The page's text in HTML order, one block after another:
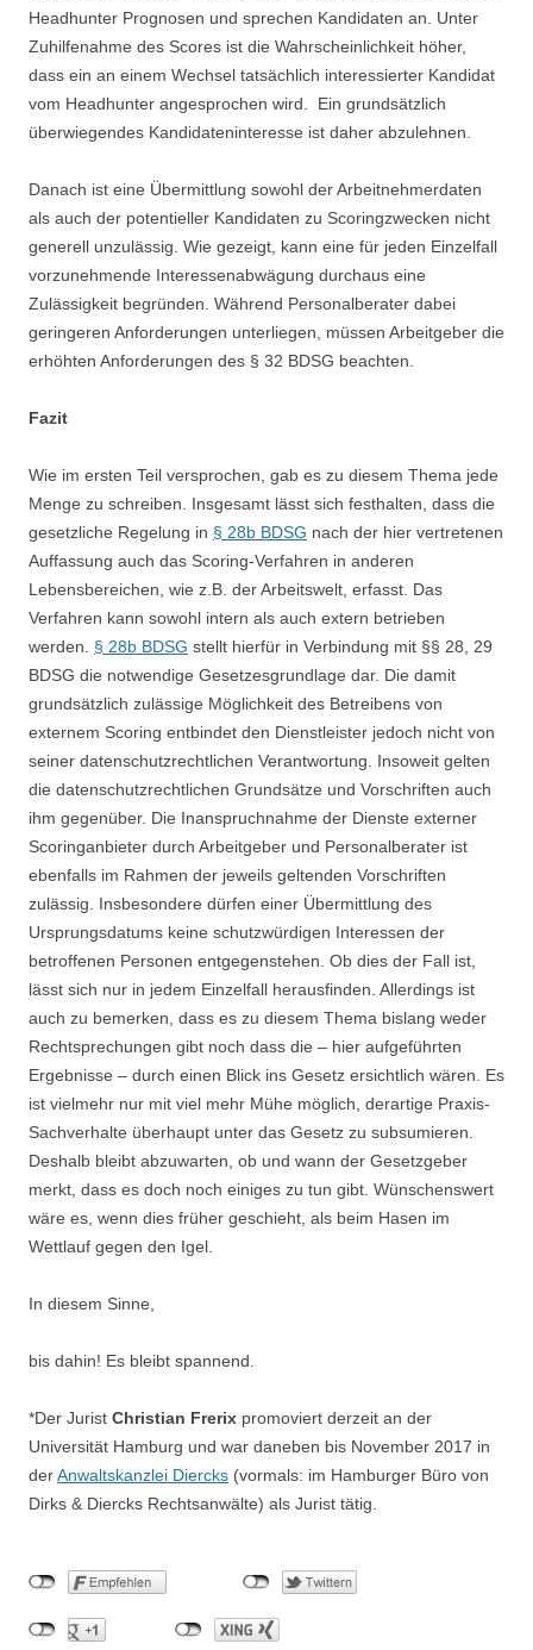
Headhunter Prognosen und sprechen Kandidaten an. Unter
Zuhilfenahme des Scores ist die Wahrscheinlichkeit höher,
dass ein an einem Wechsel tatsächlich interessierter Kandidat
vom Headhunter angesprochen wird. Ein grundsätzlich
überwiegendes Kandidateninteresse ist daher abzulehnen.
Danach ist eine Übermittlung sowohl der Arbeitnehmerdaten
als auch der potentieller Kandidaten zu Scoringzwecken nicht
generell unzulässig. Wie gezeigt, kann eine für jeden Einzelfall
vorzunehmende Interessenabwägung durchaus eine
Zulässigkeit begründen. Während Personalberater dabei
geringeren Anforderungen unterliegen, müssen Arbeitgeber die
erhöhten Anforderungen des § 32 BDSG beachten.
Fazit
Wie im ersten Teil versprochen, gab es zu diesem Thema jede
Menge zu schreiben. Insgesamt lässt sich festhalten, dass die
gesetzliche Regelung in § 28b BDSG nach der hier vertretenen
Auffassung auch das Scoring-Verfahren in anderen
Lebensbereichen, wie z.B. der Arbeitswelt, erfasst. Das
Verfahren kann sowohl intern als auch extern betrieben
werden. § 28b BDSG stellt hierfür in Verbindung mit §§ 28, 29
BDSG die notwendige Gesetzesgrundlage dar. Die damit
grundsätzlich zulässige Möglichkeit des Betreibens von
externem Scoring entbindet den Dienstleister jedoch nicht von
seiner datenschutzrechtlichen Verantwortung. Insoweit gelten
die datenschutzrechtlichen Grundsätze und Vorschriften auch
ihm gegenüber. Die Inanspruchnahme der Dienste externer
Scoringanbieter durch Arbeitgeber und Personalberater ist
ebenfalls im Rahmen der jeweils geltenden Vorschriften
zulässig. Insbesondere dürfen einer Übermittlung des
Ursprungsdatums keine schutzwürdigen Interessen der
betroffenen Personen entgegenstehen. Ob dies der Fall ist,
lässt sich nur in jedem Einzelfall herausfinden. Allerdings ist
auch zu bemerken, dass es zu diesem Thema bislang weder
Rechtsprechungen gibt noch dass die – hier aufgeführten
Ergebnisse – durch einen Blick ins Gesetz ersichtlich wären. Es
ist vielmehr nur mit viel mehr Mühe möglich, derartige Praxis-
Sachverhalte überhaupt unter das Gesetz zu subsumieren.
Deshalb bleibt abzuwarten, ob und wann der Gesetzgeber
merkt, dass es doch noch einiges zu tun gibt. Wünschenswert
wäre es, wenn dies früher geschieht, als beim Hasen im
Wettlauf gegen den Igel.
In diesem Sinne,
bis dahin! Es bleibt spannend.
*Der Jurist Christian Frerix promoviert derzeit an der
Universität Hamburg und war daneben bis November 2017 in
derAnwaltskanzlei Diercks (vormals: im Hamburger Büro von
Dirks & Diercks Rechtsanwälte) als Jurist tätig.